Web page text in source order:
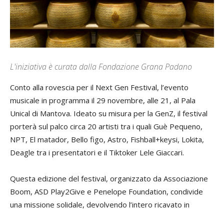
L'iniziativa è curata dalla Fondazione Grana Padano
Conto alla rovescia per il Next Gen Festival, l’evento
musicale in programma il 29 novembre, alle 21, al Pala
Unical di Mantova. Ideato su misura per la GenZ, il festival
porterà sul palco circa 20 artisti tra i quali Guè Pequeno,
NPT, El matador, Bello figo, Astro, Fishball+keysi, Lokita,
Deagle tra i presentatori e il Tiktoker Lele Giaccari.
Questa edizione del festival, organizzato da Associazione
Boom, ASD Play2Give e Penelope Foundation, condivide
una missione solidale, devolvendo l’intero ricavato in